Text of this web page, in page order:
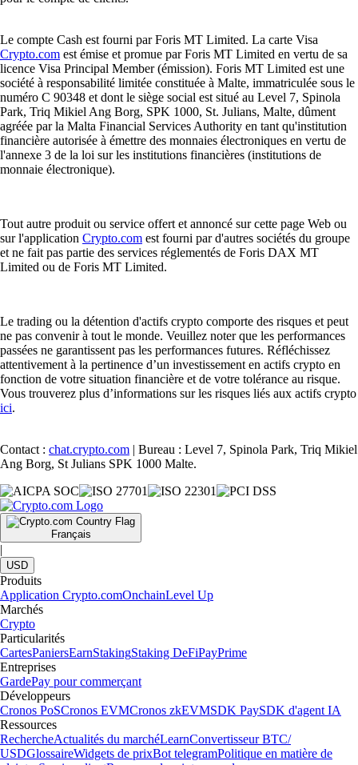
Le compte Cash est fourni par Foris MT Limited. La carte Visa
Crypto.com est émise et promue par Foris MT Limited en vertu de sa
licence Visa Principal Member (émission). Foris MT Limited est une
société à responsabilité limitée constituée à Malte, immatriculée sous le
numéro C 90348 et dont le siège social est situé au Level 7, Spinola
Park, Triq Mikiel Ang Borg, SPK 1000, St. Julians, Malte, dûment
agréée par la Malta Financial Services Authority en tant qu'institution
financière autorisée à émettre des monnaies électroniques en vertu de
l'annexe 3 de la loi sur les institutions financières (institutions de
monnaie électronique).
Tout autre produit ou service offert et annoncé sur cette page Web ou
sur l'application Crypto.com est fourni par d'autres sociétés du groupe
et ne fait pas partie des services réglementés de Foris DAX MT
Limited ou de Foris MT Limited.
Le trading ou la détention d'actifs crypto comporte des risques et peut
ne pas convenir à tout le monde. Veuillez noter que les performances
passées ne garantissent pas les performances futures. Réfléchissez
attentivement à la pertinence d’un investissement en actifs crypto en
fonction de votre situation financière et de votre tolérance au risque.
Vous trouverez plus d’informations sur les risques liés aux actifs crypto
ici.
Contact : chat.crypto.com | Bureau : Level 7, Spinola Park, Triq Mikiel
Ang Borg, St Julians SPK 1000 Malte.
Français
|
USD
Produits
Application Crypto.comOnchainLevel Up
Marchés
Crypto
Particularités
CartesPaniersEarnStakingStaking DeFiPayPrime
Entreprises
GardePay pour commerçant
Développeurs
Cronos PoSCronos EVMCronos zkEVMSDK PaySDK d'agent IA
Ressources
RechercheActualités du marchéLearnConvertisseur BTC/
USDGlossaireWidgets de prixBot telegramPolitique en matière de